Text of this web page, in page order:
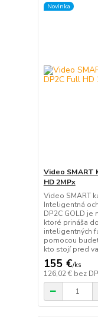
Novinka
Video SMART
HD 2MPx
Video SMART
Inteligentná
DP2C GOLD je
ktoré prináša
inteligentných
pomocou
kto stojí pred
155 €/ks
126,02 € bez